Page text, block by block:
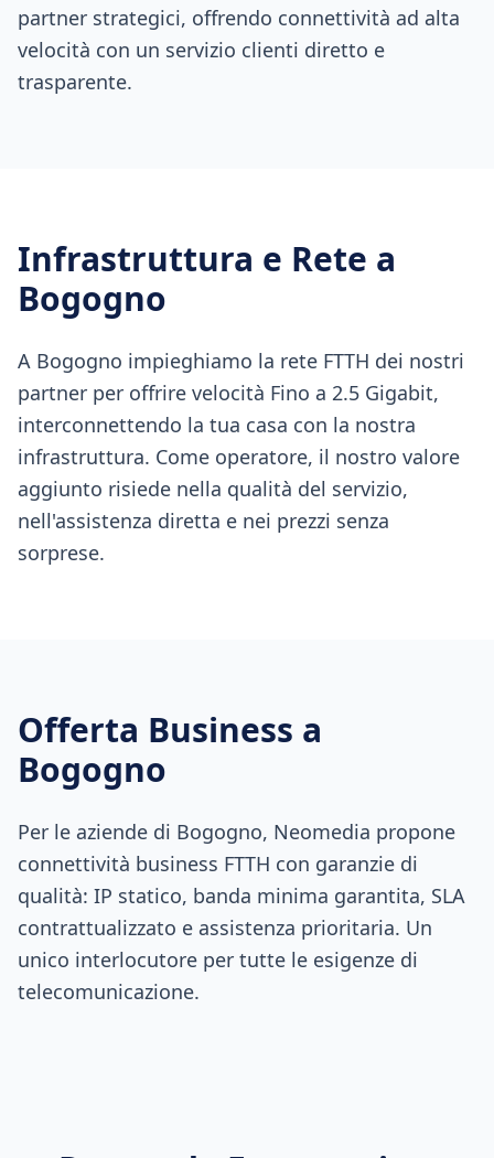
partner strategici, offrendo connettività ad alta
velocità con un servizio clienti diretto e
trasparente.
Infrastruttura e Rete a
Bogogno
A Bogogno impieghiamo la rete FTTH dei nostri
partner per offrire velocità Fino a 2.5 Gigabit,
interconnettendo la tua casa con la nostra
infrastruttura. Come operatore, il nostro valore
aggiunto risiede nella qualità del servizio,
nell'assistenza diretta e nei prezzi senza
sorprese.
Offerta Business a
Bogogno
Per le aziende di Bogogno, Neomedia propone
connettività business FTTH con garanzie di
qualità: IP statico, banda minima garantita, SLA
contrattualizzato e assistenza prioritaria. Un
unico interlocutore per tutte le esigenze di
telecomunicazione.